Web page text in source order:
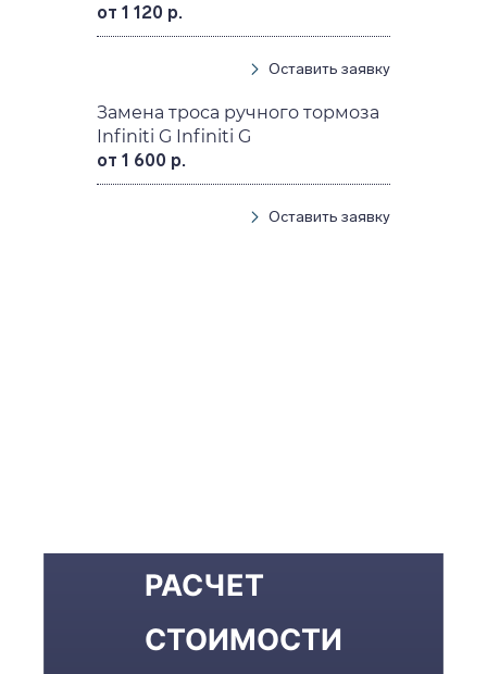
от 1 120 р.
Оставить заявку
Замена троса ручного тормоза
Infiniti G Infiniti G
от 1 600 р.
Оставить заявку
РАСЧЕТ
СТОИМОСТИ